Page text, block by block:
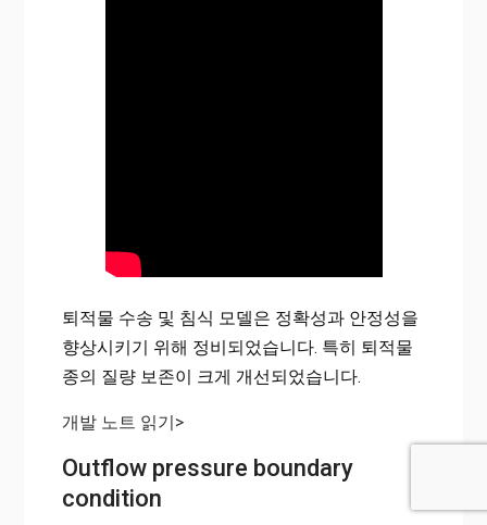
퇴적물 수송 및 침식 모델은 정확성과 안정성을
향상시키기 위해 정비되었습니다. 특히 퇴적물
종의 질량 보존이 크게 개선되었습니다.
개발 노트 읽기>
Outflow pressure boundary
condition